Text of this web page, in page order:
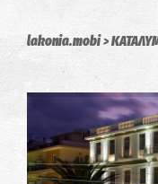
lakonia.mobi